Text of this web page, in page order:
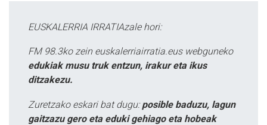
EUSKALERRIA IRRATIAzale hori:
FM 98.3ko zein euskalerriairratia.eus webguneko
edukiak musu truk entzun, irakur eta ikus
ditzakezu.
Zuretzako eskari bat dugu: posible baduzu, lagun
gaitzazu gero eta eduki gehiago eta hobeak